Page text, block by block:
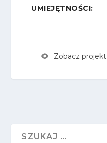
UMIEJĘTNOŚCI:
Zobacz projekt